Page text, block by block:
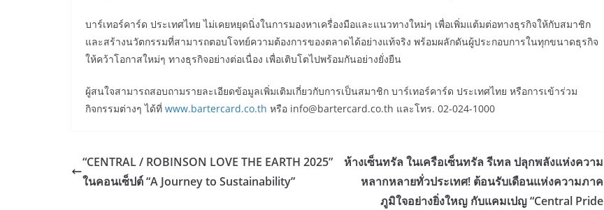
บาร์เทอร์คาร์ด ประเทศไทย ไม่เคยหยุดนิ่งในการมองหาเครื่องมือและแนวทางใหม่ๆ เพื่อเพิ่มแต้มต่อทางธุรกิจให้กับสมาชิก
และสร้างนวัตกรรมที่สามารถตอบโจทย์ความต้องการของตลาดได้อย่างแท้จริง พร้อมผลักดันผู้ประกอบการในทุกขนาดธุรกิจ
ให้คว้าโอกาสใหม่ๆ ทางธุรกิจอย่างต่อเนื่อง เพื่อเติบโตไปพร้อมกันอย่างยั่งยืน
ผู้สนใจสามารถสอบถามรายละเอียดข้อมูลเพิ่มเติมเกี่ยวกับการเป็นสมาชิก บาร์เทอร์คาร์ด ประเทศไทย หรือการเข้าร่วม
กิจกรรมต่างๆ ได้ที่ www.bartercard.co.th หรือ info@bartercard.co.th และโทร. 02-024-1000
“CENTRAL / ROBINSON LOVE THE EARTH 2025”
ในคอนเซ็ปต์ “A Journey to Sustainability”
ห้างเซ็นทรัล ในเครือเซ็นทรัล รีเทล ปลุกพลังแห่งความ
หลากหลายทั่วประเทศ! ต้อนรับเดือนแห่งความภาค
ภูมิใจอย่างยิ่งใหญ กับแคมเปญ “Central Pride